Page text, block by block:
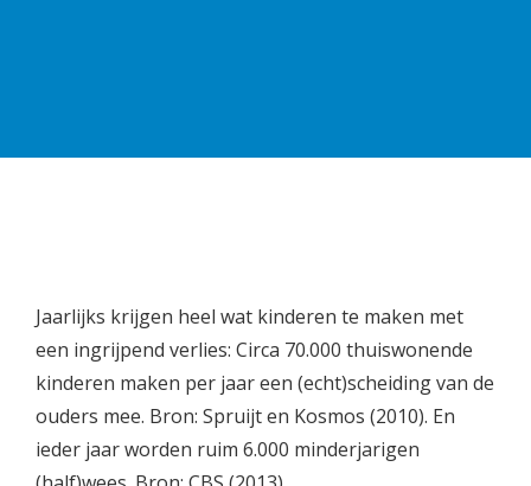
Jaarlijks krijgen heel wat kinderen te maken met
een ingrijpend verlies: Circa 70.000 thuiswonende
kinderen maken per jaar een (echt)scheiding van de
ouders mee. Bron: Spruijt en Kosmos (2010). En
ieder jaar worden ruim 6.000 minderjarigen